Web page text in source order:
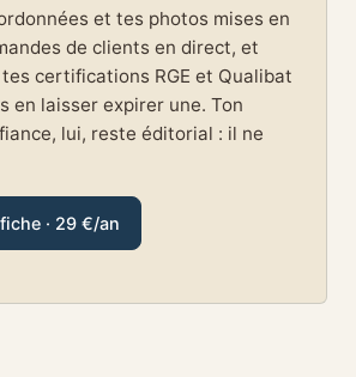
et tes photos mises en
de clients en direct, et
certifications RGE et Qualibat
en laisser expirer une. Ton
lui, reste éditorial : il ne
· 29 €/an